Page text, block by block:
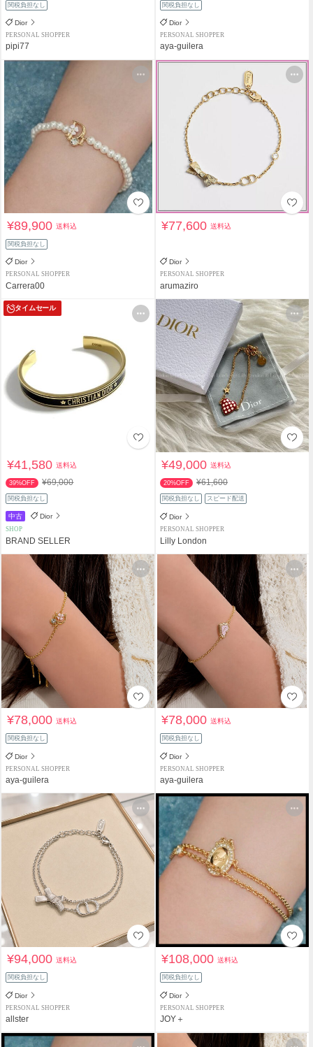
関税負担なし
Dior
PERSONAL SHOPPER
pipi77
関税負担なし
Dior
PERSONAL SHOPPER
aya-guilera
¥89,900送料込
関税負担なし
Dior
PERSONAL SHOPPER
Carrera00
¥77,600送料込
Dior
PERSONAL SHOPPER
arumaziro
タイムセール
¥41,580送料込
39%OFF ¥69,000
関税負担なし
中古 Dior
SHOP
BRAND SELLER
¥49,000送料込
20%OFF ¥61,600
関税負担なし スピード配送
Dior
PERSONAL SHOPPER
Lilly London
¥78,000送料込
関税負担なし
Dior
PERSONAL SHOPPER
aya-guilera
¥78,000送料込
関税負担なし
Dior
PERSONAL SHOPPER
aya-guilera
¥94,000送料込
関税負担なし
Dior
PERSONAL SHOPPER
allster
¥108,000送料込
関税負担なし
Dior
PERSONAL SHOPPER
JOY＋